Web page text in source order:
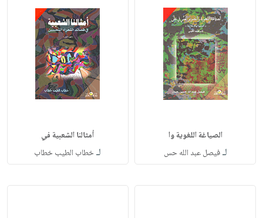
الصياغة اللغوية وا
لـفيصل عبد الله حس
أمثالنا الشعبية في
لـخطاب الطيب خطاب